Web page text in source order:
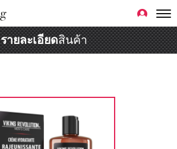
รายละเอียดสินค้า